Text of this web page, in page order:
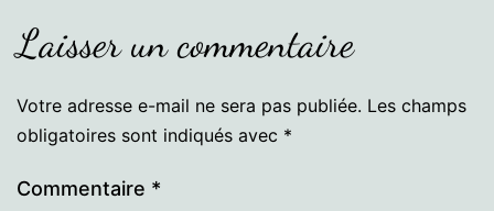
Laisser un commentaire
Votre adresse e-mail ne sera pas publiée. Les champs
obligatoires sont indiqués avec *
Commentaire *